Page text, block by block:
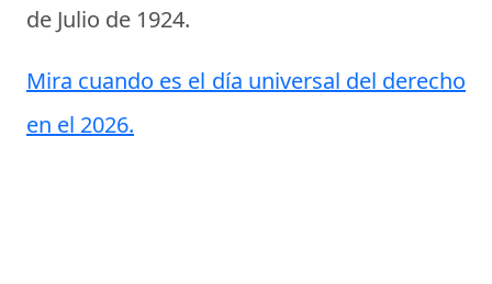
de Julio de 1924.
Mira cuando es el día universal del derecho
en el 2026.